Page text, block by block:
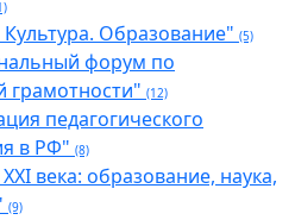
Культура. Образование" (5)
форум по
грамотности" (12)
педагогического
в РФ" (8)
века: образование, наука,
(9)